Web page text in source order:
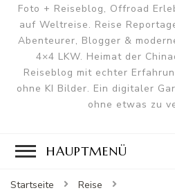
Foto + Reiseblog, Offroad
auf Weltreise. Reise
Abenteurer, Blogger &
4×4 LKW. Heimat der
Reiseblog mit echter
ohne KI Bilder. Ein digitaler
ohne etwas zu
HAUPTMENÜ
Startseite
Reise